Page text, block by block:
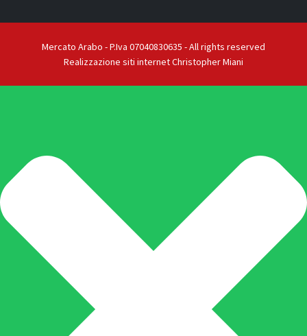
Mercato Arabo - P.Iva 07040830635 - All rights reserved
Realizzazione siti internet Christopher Miani